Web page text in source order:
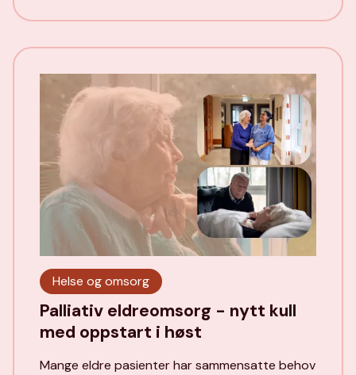
Helse og omsorg
Palliativ eldreomsorg - nytt kull
med oppstart i høst
Mange eldre pasienter har sammensatte behov